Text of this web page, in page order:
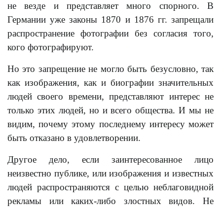
не везде и представляет много спорного. В
Германии уже законы 1870 и 1876 гг. запрещали
распространение фотографии без согласия того,
кого фотографируют.
Но это запрещение не могло быть безусловно, так
как изображения, как и биографии значительных
людей своего времени, представляют интерес не
только этих людей, но и всего общества. И мы не
видим, почему этому последнему интересу может
быть отказано в удовлетворении.
Другое дело, если заинтересованное лицо
неизвестно публике, или изображения и известных
людей распространяются с целью неблаговидной
рекламы или каких-либо злостных видов. Не